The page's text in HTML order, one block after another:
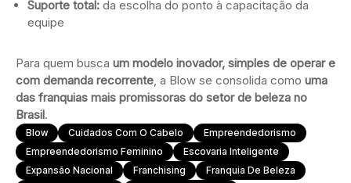
Suporte total: da escolha do ponto à capacitação da
equipe
Para quem busca um modelo inovador, simples de operar e
com demanda recorrente, a Blow se consolida como uma
das franquias mais promissoras do setor de beleza no
Brasil.
Blow Cuidados Com O Cabelo
Empreendedorismo
Empreendedorismo Feminino
Escovaria Inteligente
Expansão Nacional
Franchising Franquia De Beleza